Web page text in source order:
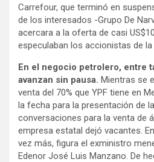
Carrefour, que terminó en
de los interesados -Grupo De
acercara a la oferta de casi
especulaban los accionistas de
En el negocio petrolero, entre
avanzan sin pausa. Mientras se
venta del 70% que YPF tiene en
la fecha para la presentación de
conversaciones para la venta de
empresa estatal dejó vacantes.
vez más, figura el exministro
Edenor José Luis Manzano. De